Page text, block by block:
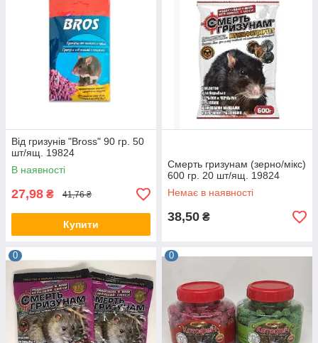
Від гризунів "Bross" 90 гр. 50
шт/ящ. 19824
В наявності
27,98 ₴ 41,76 ₴
Купити
Смерть гризунам (зерно/мікс)
600 гр. 20 шт/ящ. 19824
Немає в наявності
38,50 ₴
0 0